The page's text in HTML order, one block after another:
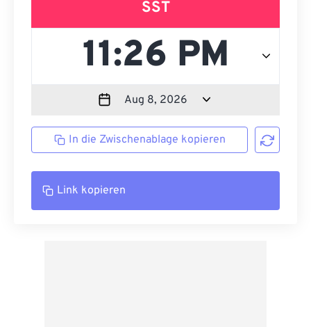
SST
In die Zwischenablage kopieren
Link kopieren